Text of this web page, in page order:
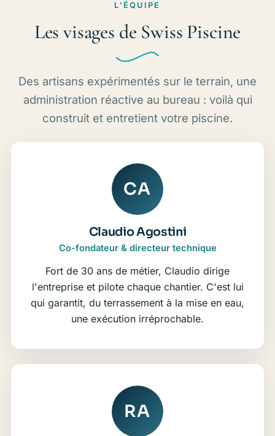
L'ÉQUIPE
Les visages de Swiss Piscine
Des artisans expérimentés sur le terrain, une
administration réactive au bureau : voilà qui
construit et entretient votre piscine.
CA
Claudio Agostini
Co-fondateur & directeur technique
Fort de 30 ans de métier, Claudio dirige
l'entreprise et pilote chaque chantier. C'est lui
qui garantit, du terrassement à la mise en eau,
une exécution irréprochable.
RA